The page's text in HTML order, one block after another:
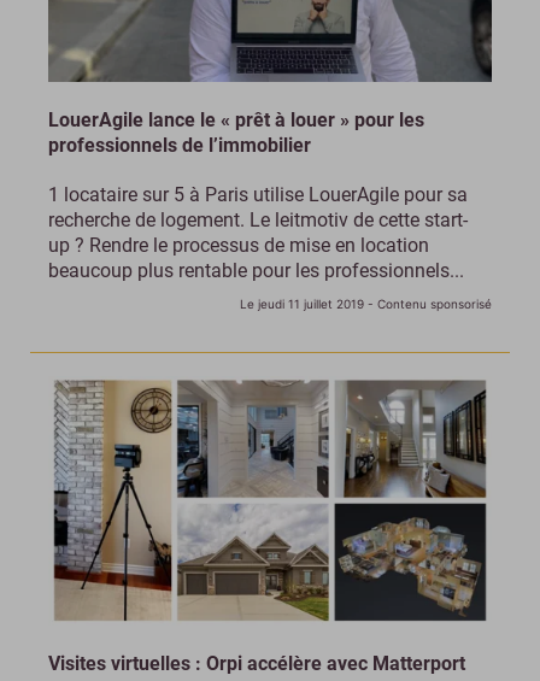
LouerAgile lance le « prêt à louer » pour les
professionnels de l’immobilier
1 locataire sur 5 à Paris utilise LouerAgile pour sa
recherche de logement. Le leitmotiv de cette start-
up ? Rendre le processus de mise en location
beaucoup plus rentable pour les professionnels...
Le jeudi 11 juillet 2019 - Contenu sponsorisé
Visites virtuelles : Orpi accélère avec Matterport